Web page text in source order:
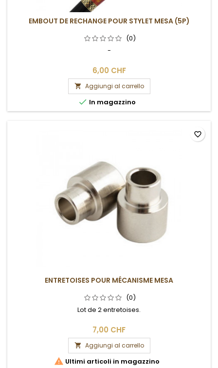
EMBOUT DE RECHANGE POUR STYLET MESA (5P)
(0)
-
6,00 CHF
 Aggiungi al carrello
 In magazzino
ENTRETOISES POUR MÉCANISME MESA
(0)
Lot de 2 entretoises.
7,00 CHF
 Aggiungi al carrello
 Ultimi articoli in magazzino
favorite_border